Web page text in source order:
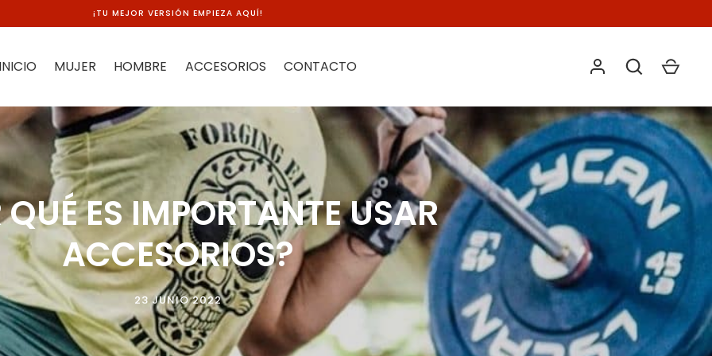
¡TU MEJOR VERSIÓN EMPIEZA AQUÍ!
INICIO MUJER HOMBRE ACCESORIOS CONTACTO
QUÉ ES IMPORTANTE USAR
ACCESORIOS?
23 JUNIO 2022